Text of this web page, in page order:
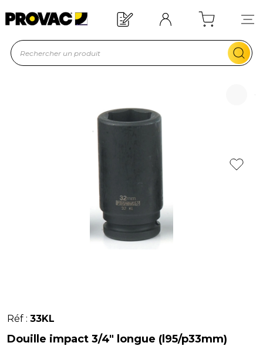
Offre de bienvenue : 20€ offerts !
En savoir plus
Réf : 33KL
Douille impact 3/4" longue (l95/p33mm)